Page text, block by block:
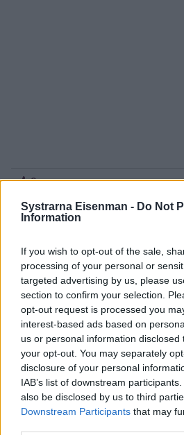
Systrarna Eisenman - Do Not
Information
If you wish to opt-out of the sale,
processing of your personal or
targeted advertising by us, please
section to confirm your selection.
opt-out request is processed you
interest-based ads based on
us or personal information
your opt-out. You may separately
disclosure of your personal
IAB’s list of downstream
also be disclosed by us to third
Downstream Participants that may
0